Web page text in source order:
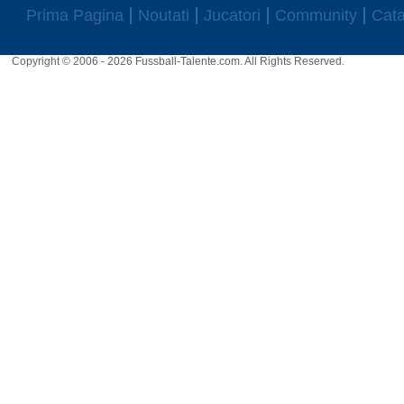
Prima Pagina Noutati Jucatori Community
Copyright © 2006 - 2026 Fussball-Talente.com. All Rights Reserved.